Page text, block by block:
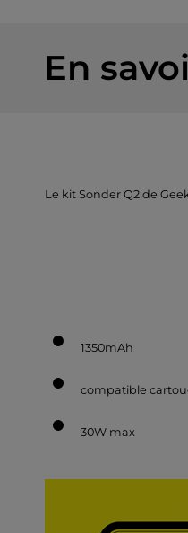
compatible
En
Le kit Sonder Q2 de
1350mAh
compatible
30W max